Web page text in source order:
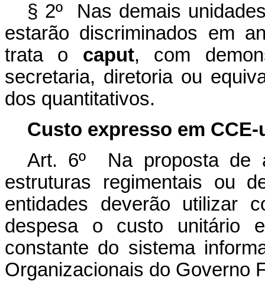
§ 2º Nas demais
estarão discriminados em
trata o caput, com
secretaria, diretoria ou
dos quantitativos.
Custo expresso em
Art. 6º Na proposta de
estruturas regimentais ou
entidades deverão utilizar
despesa o custo unitário
constante do sistema
Organizacionais do Governo